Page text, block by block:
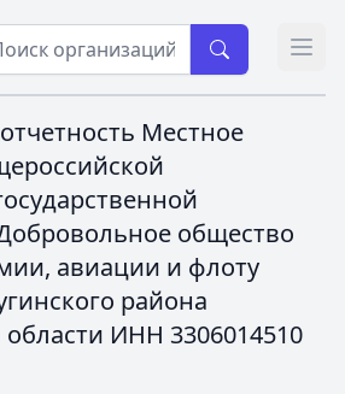
Местное
общество
авиации и флоту
района
ИНН 3306014510